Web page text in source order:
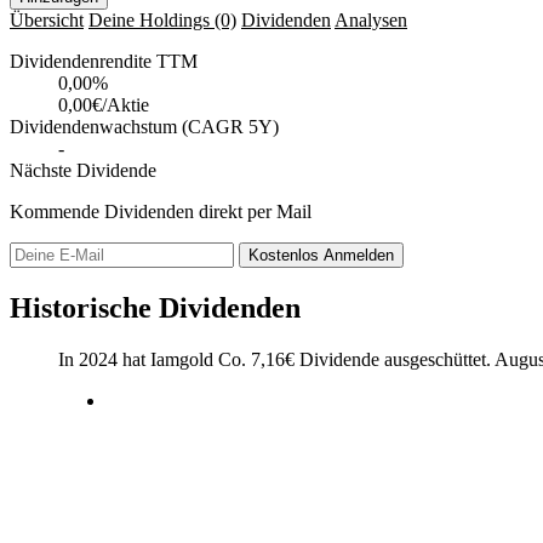
Übersicht Deine Holdings (0) Dividenden Analysen
Dividendenrendite TTM
0,00%
0,00€/Aktie
Dividendenwachstum (CAGR 5Y)
-
Nächste Dividende
Kommende Dividenden direkt per Mail
Kostenlos Anmelden
Historische Dividenden
In 2024 hat Iamgold Co. 7,16€ Dividende ausgeschüttet.